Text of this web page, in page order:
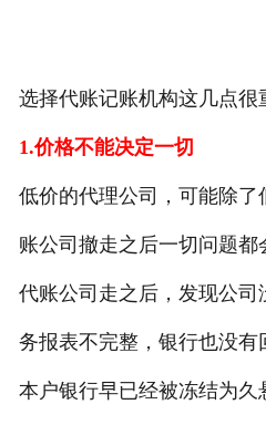
选择代账记账机构这几点很
1.价格不能决定一切
低价的代理公司，可能除
账公司撤走之后一切问题
代账公司走之后，发现公
务报表不完整，银行也没
本户银行早已经被冻结为久